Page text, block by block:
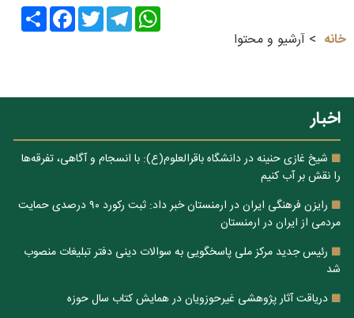
Share
FacebookTwitter
Telegram
WhatsApp
خانه
آرشیو و محتوا
اخبار
شیخ غازی حنینه در دانشگاه باقرالعلوم(ع): با انسجام و آگاهی، تفرقه‌ها
را نقش بر آب کنیم
رایزن فرهنگی ایران در ارمنستان خبر داد: ثبت رکورد ۹۰ درصدی حمایت
مردمی از ایران در ارمنستان
رئیس جدید مرکز ملی پاسخگویی به سوالات دینی دفتر تبلیغات منصوب
شد
دریاقت آثار پژوهشی غیرحوزویان در همایش کتاب سال حوزه